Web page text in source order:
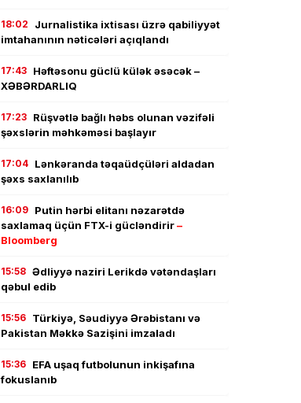
18:02
Jurnalistika ixtisası üzrə qabiliyyət
imtahanının nəticələri açıqlandı
17:43 Həftəsonu güclü külək əsəcək –
XƏBƏRDARLIQ
17:23 Rüşvətlə bağlı həbs olunan vəzifəli
şəxslərin məhkəməsi başlayır
17:04 Lənkəranda təqaüdçüləri aldadan
şəxs saxlanılıb
16:09 Putin hərbi elitanı nəzarətdə
saxlamaq üçün FTX-i gücləndirir–
Bloomberg
15:58 Ədliyyə naziri Lerikdə vətəndaşları
qəbul edib
15:56 Türkiyə, Səudiyyə Ərəbistanı və
Pakistan Məkkə Sazişini imzaladı
15:36 EFA uşaq futbolunun inkişafına
fokuslanıb